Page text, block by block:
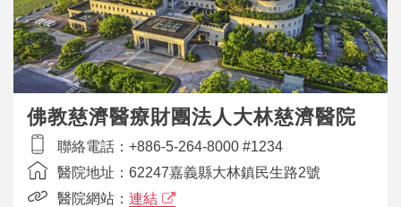
佛教慈濟醫療財團法人大林慈濟醫院
聯絡電話： +886-5-264-8000 #1234
醫院地址： 62247嘉義縣大林鎮民生路2號
醫院網站： 連結